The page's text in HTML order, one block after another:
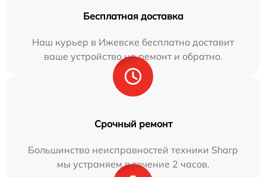
Бесплатная доставка
Наш курьер в Ижевске бесплатно доставит
ваше устройство на ремонт и обратно.
Срочный ремонт
Большинство неисправностей техники Sharp
мы устраняем в течение 2 часов.